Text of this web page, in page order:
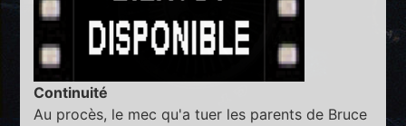
Continuité
Au procès, le mec qu'a tuer les parents de Bruce